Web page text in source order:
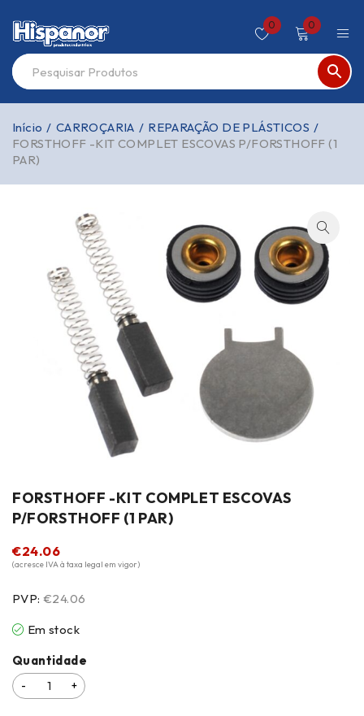
0 0
Início / CARROÇARIA / REPARAÇÃO DE PLÁSTICOS /
FORSTHOFF -KIT COMPLET ESCOVAS P/FORSTHOFF (1
PAR)
FORSTHOFF -KIT COMPLET ESCOVAS
P/FORSTHOFF (1 PAR)
€24.06
(acresce IVA à taxa legal em vigor)
PVP: €24.06
Em stock
Quantidade